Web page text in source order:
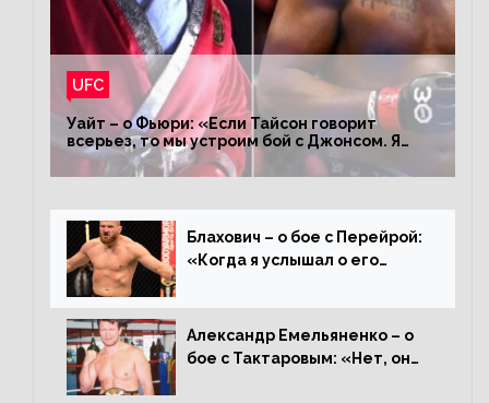
UFC
Уайт – о Фьюри: «Если Тайсон говорит
всерьез, то мы устроим бой с Джонсом. Я
заставил Флойда Мейвезера драться с
Конором»
Блахович – о бое с Перейрой:
«Когда я услышал о его
драться с ним»
Александр Емельяненко – о
бое с Тактаровым: «Нет, он